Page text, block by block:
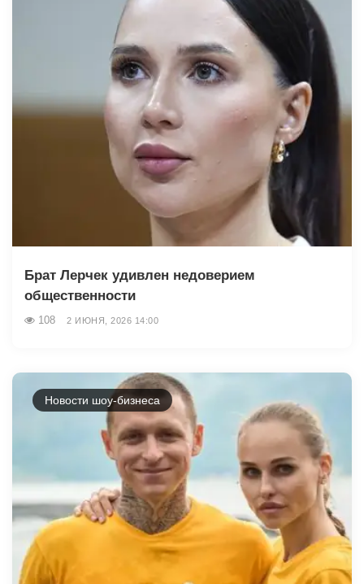
Брат Лерчек удивлен недоверием
общественности
108 2 ИЮНЯ, 2026 14:00
Новости шоу-бизнеса